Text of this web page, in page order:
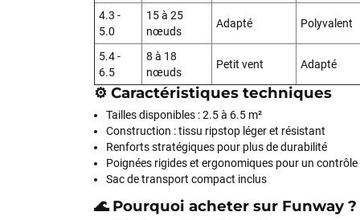
4.3 -
5.0
15 à 25
nœuds
Adapté Polyvalent
5.4 -
6.5
8 à 18
nœuds
Petit vent Adapté
⚙️ Caractéristiques techniques
Tailles disponibles : 2.5 à 6.5 m²
Construction : tissu ripstop léger et résistant
Renforts stratégiques pour plus de durabilité
Poignées rigides et ergonomiques pour un contrôle
Sac de transport compact inclus
🌊 Pourquoi acheter sur Funway ?